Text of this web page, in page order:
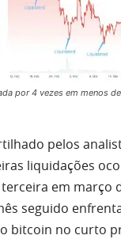
por 4 vezes em menos
pelos
liquidações
em março
seguido
bitcoin no curto